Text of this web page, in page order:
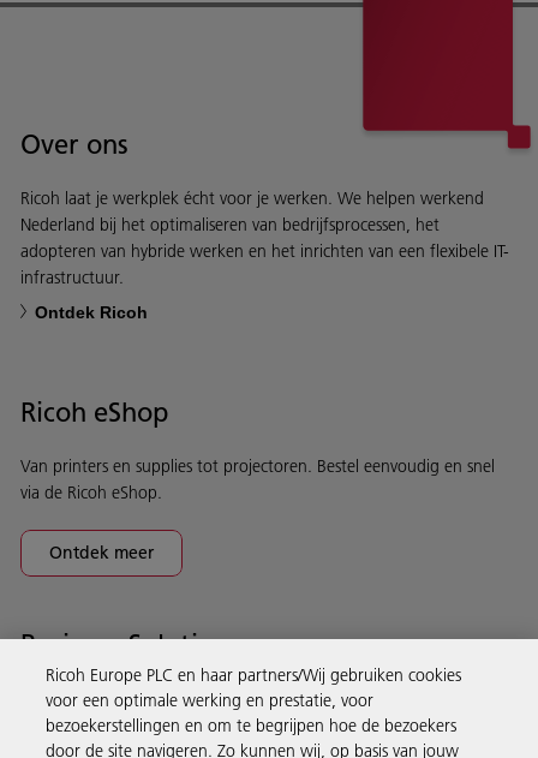
Over ons
Ricoh laat je werkplek écht voor je werken. We helpen werkend
Nederland bij het optimaliseren van bedrijfsprocessen, het
adopteren van hybride werken en het inrichten van een flexibele IT-
infrastructuur.
Ontdek Ricoh
Ricoh eShop
Van printers en supplies tot projectoren. Bestel eenvoudig en snel
via de Ricoh eShop.
Ontdek meer
Business Solutions
Producten en services
Ricoh Europe PLC en haar partners/Wij gebruiken cookies
voor een optimale werking en prestatie, voor
bezoekerstellingen en om te begrijpen hoe de bezoekers
door de site navigeren. Zo kunnen wij, op basis van jouw